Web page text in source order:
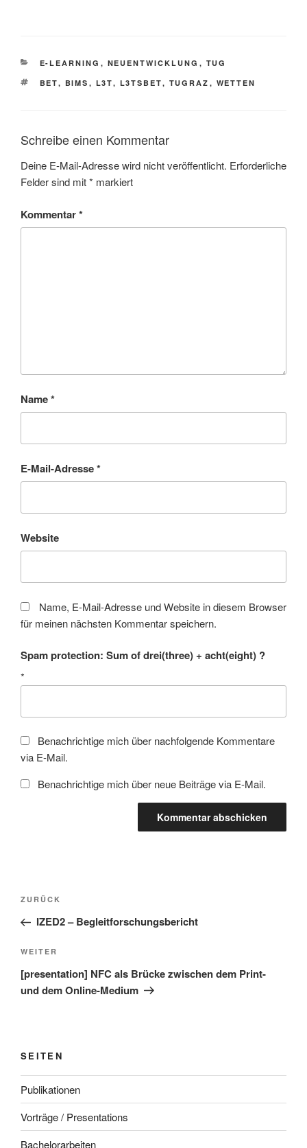
KATEGORIEN
E-LEARNING , NEUENTWICKLUNG , TUG
SCHLAGWÖRTER
BET, BIMS , L3T, L3TSBET, TUGRAZ , WETTEN
Schreibe einen Kommentar
Deine E-Mail-Adresse wird nicht veröffentlicht. Erforderliche
Felder sind mit* markiert
Kommentar*
Name*
E-Mail-Adresse*
Website
Name, E-Mail-Adresse und Website in diesem Browser
für meinen nächsten Kommentar speichern.
Spam protection: Sum of drei(three) + acht(eight) ?
*
Benachrichtige mich über nachfolgende Kommentare
via E-Mail.
Benachrichtige mich über neue Beiträge via E-Mail.
Beitragsnavigation
Vorheriger
Beitrag
ZURÜCK
IZED2 – Begleitforschungsbericht
Nächster
Beitrag
WEITER
[presentation] NFC als Brücke zwischen dem Print-
und dem Online-Medium
SEITEN
Publikationen
Vorträge / Presentations
Bachelorarbeiten